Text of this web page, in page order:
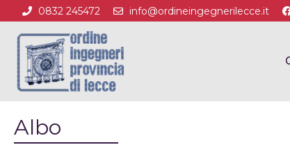
0832 245472 info@ordineingegnerilecce.it
Albo